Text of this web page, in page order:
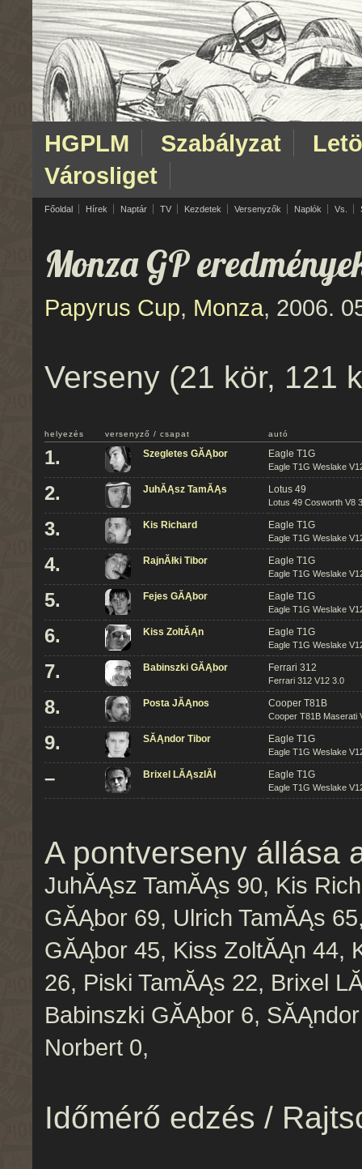
HGPLM Szabályzat
Városliget
Főoldal Hírek Naptár TV Kezdetek Versenyzők Naplók Vs.
Monza GP
Papyrus Cup, Monza, 2006.
Verseny (21 kör, 121
helyezés versenyző / csapat autó
1. Szegletes GĂĄbor Eagle T1G
Eagle T1G Weslake
2. JuhĂĄsz TamĂĄs Lotus 49
Lotus 49 Cosworth V8
3. Kis Richard Eagle T1G
Eagle T1G Weslake
4. RajnĂłki Tibor Eagle T1G
Eagle T1G Weslake
5. Fejes GĂĄbor Eagle T1G
Eagle T1G Weslake
6. Kiss ZoltĂĄn Eagle T1G
Eagle T1G Weslake
7. Babinszki GĂĄbor Ferrari 312
Ferrari 312 V12 3.0
8. Posta JĂĄnos Cooper T81B
Cooper T81B Maserati
9. SĂĄndor Tibor Eagle T1G
Eagle T1G Weslake
– Brixel LĂĄszlĂł Eagle T1G
Eagle T1G Weslake
A pontverseny állása
JuhĂĄsz TamĂĄs 90, Kis
GĂĄbor 69, Ulrich TamĂĄs
GĂĄbor 45, Kiss ZoltĂĄn 44,
26, Piski TamĂĄs 22, Brixel
Babinszki GĂĄbor 6,
Norbert 0,
Időmérő edzés /